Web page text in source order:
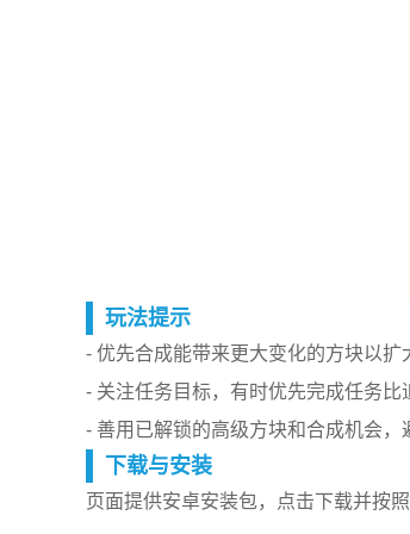
玩法提示
- 优先合成能带来更大变化的方块以扩
- 关注任务目标，有时优先完成任务比
- 善用已解锁的高级方块和合成机会，
下载与安装
页面提供安卓安装包，点击下载并按